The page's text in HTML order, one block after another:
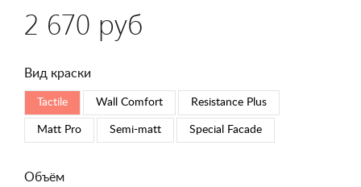
2 670 руб
Вид краски
Tactile Wall Comfort Resistance Plus
Matt Pro Semi-matt Special Faсade
Объём